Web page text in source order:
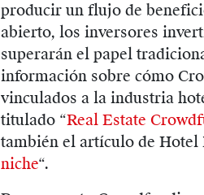
producir un flujo de
abierto, los inversores
superarán el papel
información sobre cómo
vinculados a la industria
titulado “Real Estate
también el artículo de Hotel
niche“.